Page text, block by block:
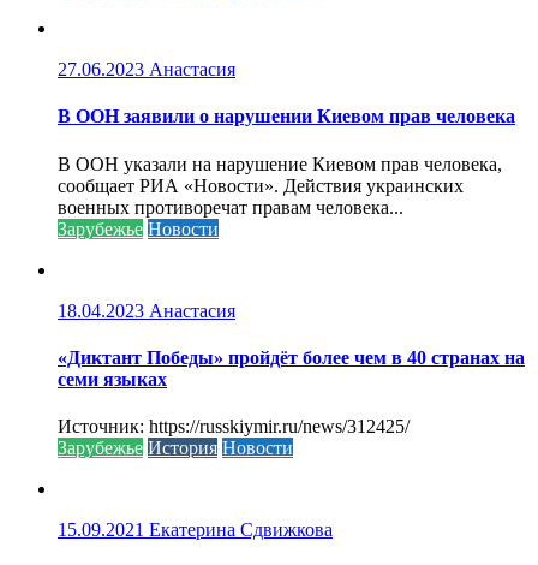
27.06.2023 Анастасия
В ООН заявили о нарушении Киевом прав человека
В ООН указали на нарушение Киевом прав человека,
сообщает РИА «Новости». Действия украинских
военных противоречат правам человека...
Зарубежье Новости
18.04.2023 Анастасия
«Диктант Победы» пройдёт более чем в 40 странах на
семи языках
Источник: https://russkiymir.ru/news/312425/
Зарубежье История Новости
15.09.2021 Екатерина Сдвижкова